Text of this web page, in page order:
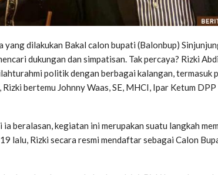
yang dilakukan Bakal calon bupati (Balonbup)
dukungan dan simpatisan. Tak percaya? Rizki
politik dengan berbagai kalangan, termasuk
bertemu Johnny Waas, SE, MHCI, Ipar Ketum
ia beralasan, kegiatan ini merupakan suatu langkah
lalu, Rizki secara resmi mendaftar sebagai Calon